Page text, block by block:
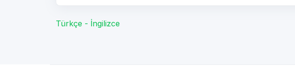
Türkçe - İngilizce